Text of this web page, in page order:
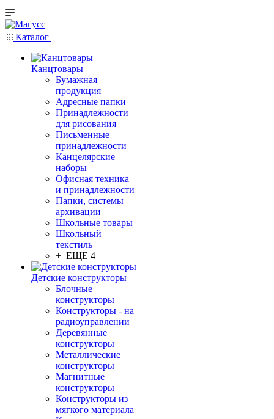
Каталог
Канцтовары
Бумажная
продукция
Адресные папки
Принадлежности
для рисования
Письменные
принадлежности
Канцелярские
наборы
Офисная техника
и принадлежности
Папки, системы
архивации
Школьные товары
Школьный
текстиль
+ ЕЩЕ 4
Детские конструкторы
Блочные
конструкторы
Конструкторы - на
радиоуправлении
Деревянные
конструкторы
Металлические
конструкторы
Магнитные
конструкторы
Конструкторы из
мягкого материала